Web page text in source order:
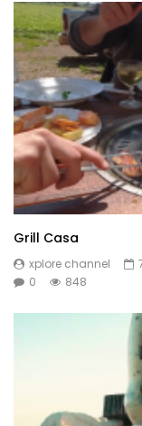
Grill Casa
xplore channel
0
848